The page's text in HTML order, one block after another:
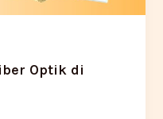
Optik di